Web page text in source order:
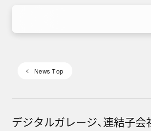
デジタルガレージ、連結子
News Top